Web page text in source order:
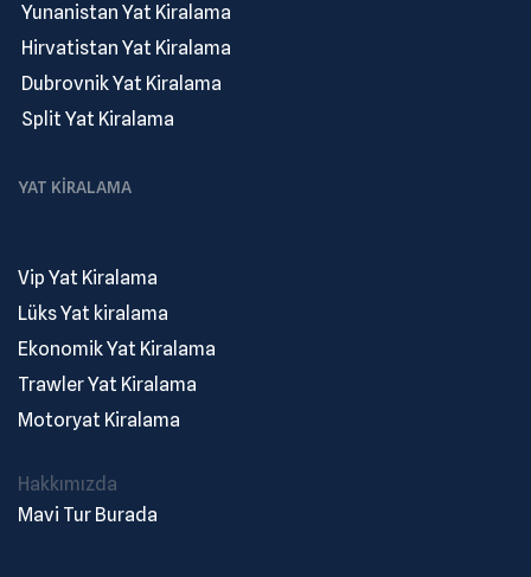
Yunanistan Yat Kiralama
Hirvatistan Yat Kiralama
Dubrovnik Yat Kiralama
Split Yat Kiralama
YAT KIRALAMA
Vip Yat Kiralama
Lüks Yat kiralama
Ekonomik Yat Kiralama
Trawler Yat Kiralama
Motoryat Kiralama
Hakkımızda
Mavi Tur Burada